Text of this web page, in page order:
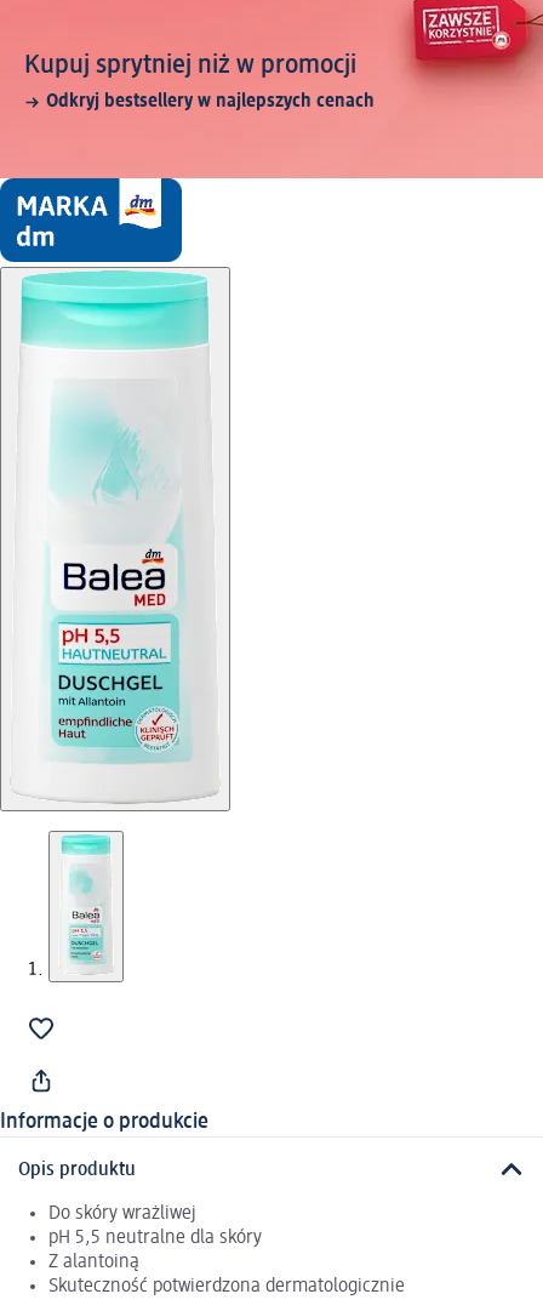
Kupuj sprytniej niż w promocji
Odkryj bestsellery w najlepszych cenach
Informacje o produkcie
Opis produktu
Do skóry wrażliwej
pH 5,5 neutralne dla skóry
Z alantoiną
Skuteczność potwierdzona dermatologicznie